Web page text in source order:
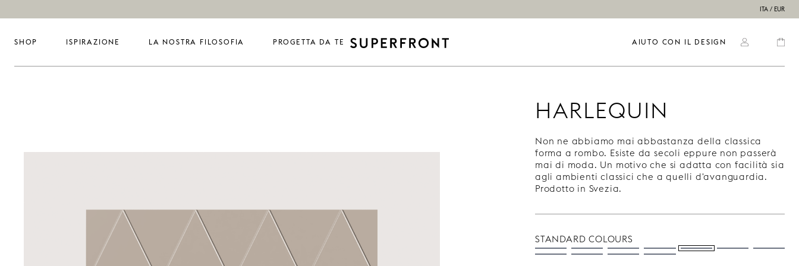
ITA / EUR
SHOP ISPIRAZIONE LA NOSTRA FILOSOFIA PROGETTA DA TE AIUTO CON IL DESIGN
HARLEQUIN
Non ne abbiamo mai abbastanza della classica
forma a rombo. Esiste da secoli eppure non passerà
mai di moda. Un motivo che si adatta con facilità sia
agli ambienti classici che a quelli d'avanguardia.
Prodotto in Svezia.
STANDARD COLOURS